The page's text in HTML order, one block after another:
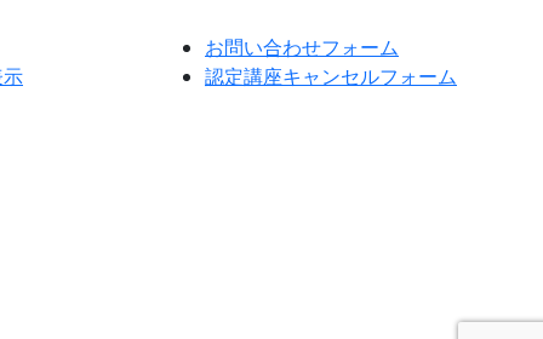
お問い合わせフォーム
認定講座キャンセルフォーム